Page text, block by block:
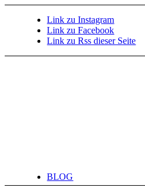
Link zu Instagram
Link zu Facebook
Link zu Rss dieser Seite
BLOG